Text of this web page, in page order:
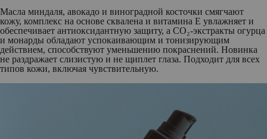
Масла миндаля, авокадо и виноградной косточки смягчают
кожу, комплекс на основе сквалена и витамина Е увлажняет и
обеспечивает антиоксидантную защиту, а СО₂-экстракты огурца
и монарды обладают успокаивающим и тонизирующим
действием, способствуют уменьшению покраснений. Новинка
не раздражает слизистую и не щиплет глаза. Подходит для всех
типов кожи, включая чувствительную.